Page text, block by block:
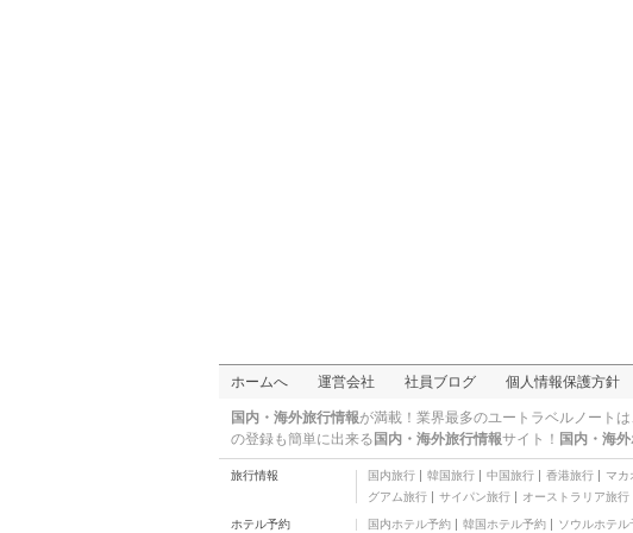
ホームへ 運営会社 社員ブログ 個人情報保護方針
国内・海外旅行情報が満載！業界最多のユートラベルノートは
の登録も簡単に出来る 国内・海外旅行情報サイト！ 国内・海
旅行情報 国内旅行 韓国旅行 中国旅行 香港旅行 マカ
グアム旅行
サイパン旅行 オーストラリア旅行
ホテル予約 国内ホテル予約 韓国ホテル予約 ソウルホテル